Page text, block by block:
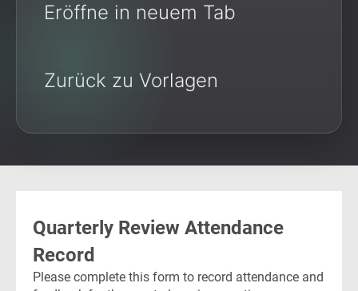
Eröffne in neuem Tab
Zurück zu Vorlagen